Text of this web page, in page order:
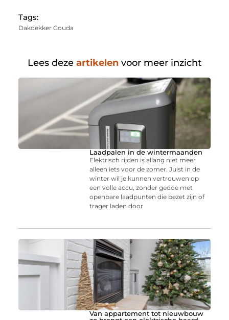
Tags:
Dakdekker Gouda
Lees deze artikelen voor meer inzicht
Laadpalen in de wintermaanden
Elektrisch rijden is allang niet meer
alleen iets voor de zomer. Juist in de
winter wil je kunnen vertrouwen op
een volle accu, zonder gedoe met
openbare laadpunten die bezet zijn of
trager laden door
Van appartement tot nieuwbouw